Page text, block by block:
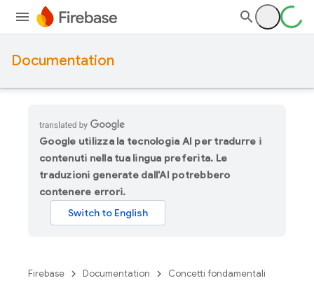
Documentation
Google utilizza la tecnologia AI per tradurre i
contenuti nella tua lingua preferita. Le
traduzioni generate dall'AI potrebbero
contenere errori.
Firebase Documentation Concetti fondamentali